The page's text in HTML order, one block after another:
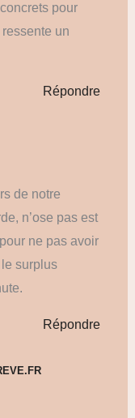
pour
un
Répondre
de notre
n’ose pas est
ne pas avoir
surplus
Répondre